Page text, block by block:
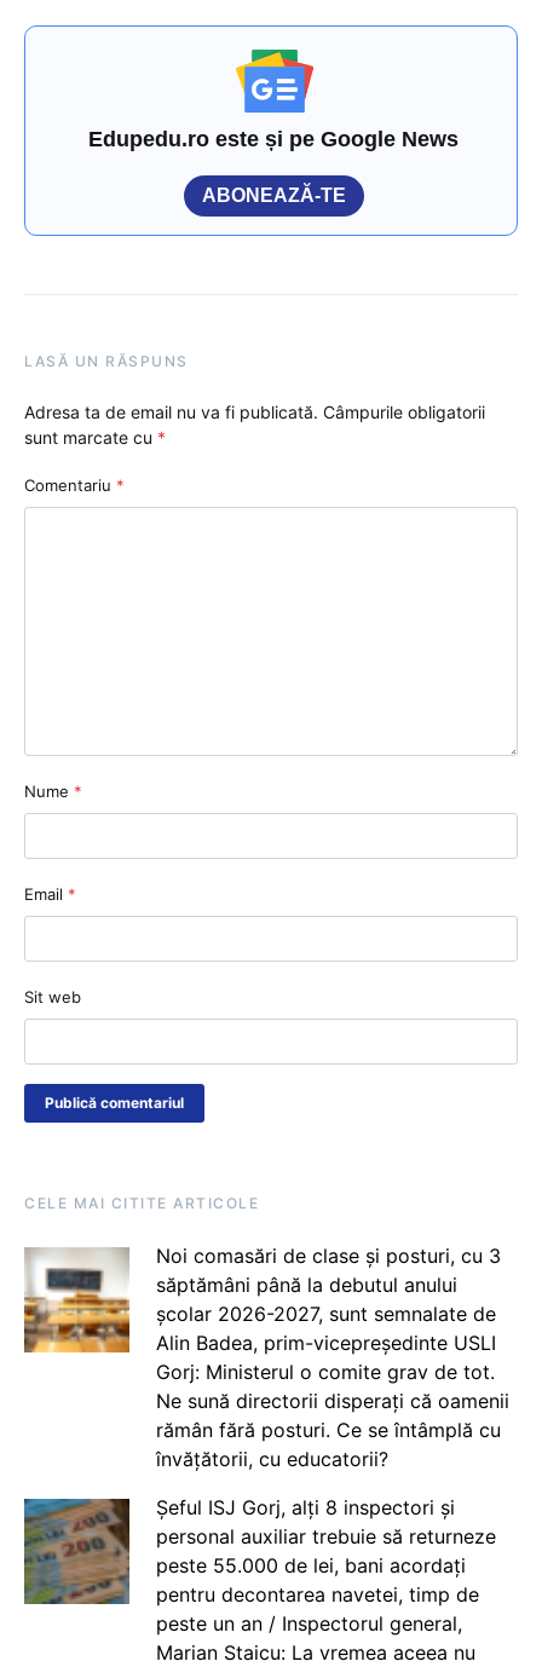
Edupedu.ro este și pe Google News
ABONEAZĂ-TE
LASĂ UN RĂSPUNS
Adresa ta de email nu va fi publicată. Câmpurile obligatorii
sunt marcate cu *
Comentariu *
Nume *
Email *
Sit web
CELE MAI CITITE ARTICOLE
Noi comasări de clase și posturi, cu 3
săptămâni până la debutul anului
școlar 2026-2027, sunt semnalate de
Alin Badea, prim-vicepreședinte USLI
Gorj: Ministerul o comite grav de tot.
Ne sună directorii disperați că oamenii
rămân fără posturi. Ce se întâmplă cu
învățătorii, cu educatorii?
Șeful ISJ Gorj, alți 8 inspectori și
personal auxiliar trebuie să returneze
peste 55.000 de lei, bani acordați
pentru decontarea navetei, timp de
peste un an / Inspectorul general,
Marian Staicu: La vremea aceea nu